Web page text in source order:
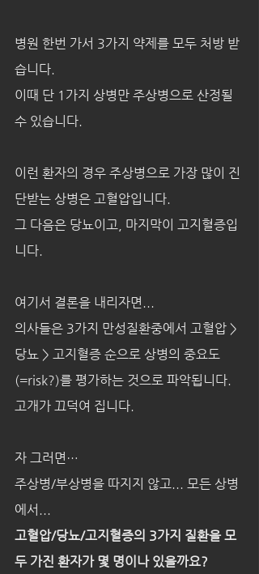
병원 한번 가서 3가지 약제를 모두 처방 받
습니다.
이때 단 1가지 상병만 주상병으로 산정될
수 있습니다.
이런 환자의 경우 주상병으로 가장 많이 진
단받는 상병은 고혈압입니다.
그 다음은 당뇨이고, 마지막이 고지혈증입
니다.
여기서 결론을 내리자면...
의사들은 3가지 만성질환중에서 고혈압 >
당뇨 > 고지혈증 순으로 상병의 중요도
(=risk?)를 평가하는 것으로 파악됩니다.
고개가 끄덕여 집니다.
자 그러면…
주상병/부상병을 따지지 않고... 모든 상병
에서...
고혈압/당뇨/고지혈증의 3가지 질환을 모
두 가진 환자가 몇 명이나 있을까요?